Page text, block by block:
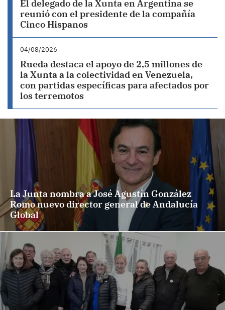
El delegado de la Xunta en Argentina se
reunió con el presidente de la compañía
Cinco Hispanos
04/08/2026
Rueda destaca el apoyo de 2,5 millones de
la Xunta a la colectividad en Venezuela,
con partidas específicas para afectados por
los terremotos
La Junta nombra a José Agustín González
Romo nuevo director general de Andalucía
Global